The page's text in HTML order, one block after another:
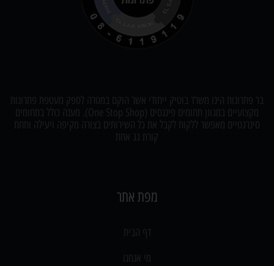
בר פתרונות הינו משרד בוטיק ייחודי אשר הוקם במטרה לספק מעטפת פתרונות
מקצועיים במגוון תחומים פיננסים (One Stop Shop). מענה כולל בתחומים
סינרגטיים מאפשר ללקוח לקבל את כל השירותים בצורה מקיפה ויעילה ותחת
קורת גג אחת
מפת אתר
דף הבית
מי אנחנו